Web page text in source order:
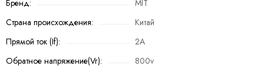
Бренд:
MIT
Страна происхождения:
Китай
Прямой ток (If):
2A
Обратное напряжение(Vr):
800v